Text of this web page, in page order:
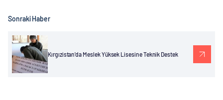
Sonraki Haber
Kırgızistan'da Meslek Yüksek Lisesine Teknik Destek